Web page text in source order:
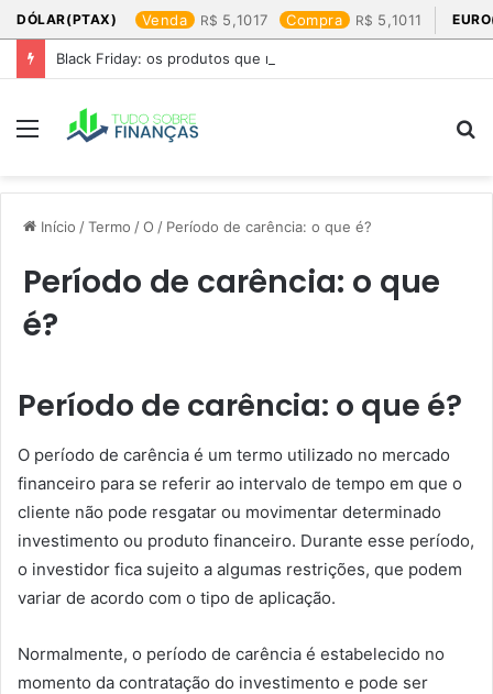
DÓLAR(PTAX) Venda 5,1017 Compra 5,1011
Black Friday: os produtos que mais valem a pena
Menu
Início /Termo /O / Período de carência: o que é?
Período de carência: o que
é?
Período de carência: o que é?
O período de carência é um termo utilizado no mercado
financeiro para se referir ao intervalo de tempo em que o
cliente não pode resgatar ou movimentar determinado
investimento ou produto financeiro. Durante esse período,
o investidor fica sujeito a algumas restrições, que podem
variar de acordo com o tipo de aplicação.
Normalmente, o período de carência é estabelecido no
momento da contratação do investimento e pode ser